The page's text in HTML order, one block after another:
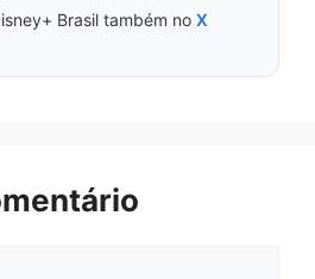
Brasil também no X